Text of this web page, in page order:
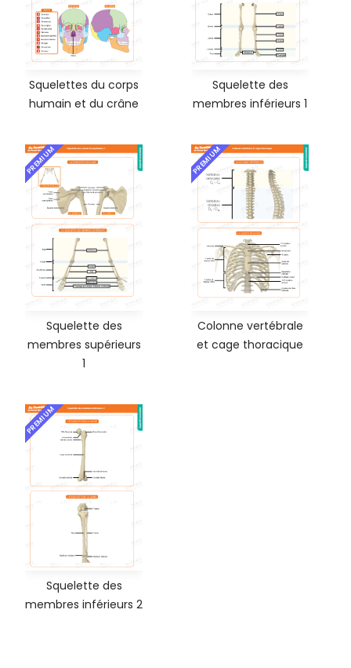
Squelettes du corps
humain et du crâne
Squelette des
membres inférieurs 1
PREMIUM
Squelette des
membres supérieurs
1
PREMIUM
Colonne vertébrale
et cage thoracique
PREMIUM
Squelette des
membres inférieurs 2